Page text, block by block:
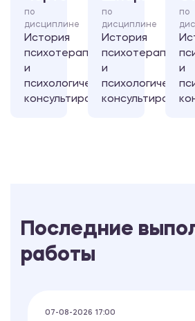
по
дисциплине
История
психотерапии
и
психологического
консультирования
по
дисциплине
История
психотерапии
и
по
и
Последние
работы
07-08-2026 17:00